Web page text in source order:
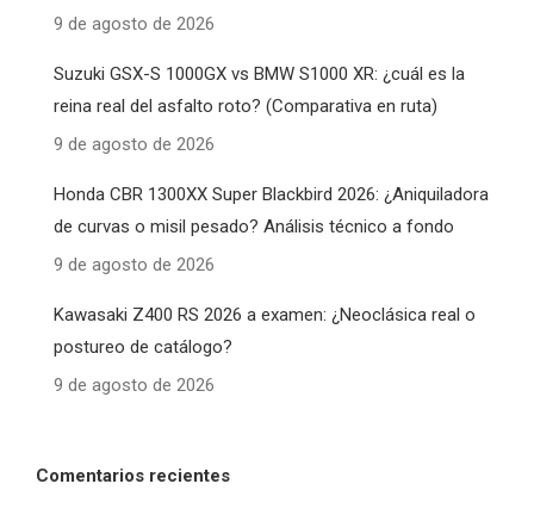
9 de agosto de 2026
Suzuki GSX-S 1000GX vs BMW S1000 XR: ¿cuál es la
reina real del asfalto roto? (Comparativa en ruta)
9 de agosto de 2026
Honda CBR 1300XX Super Blackbird 2026: ¿Aniquiladora
de curvas o misil pesado? Análisis técnico a fondo
9 de agosto de 2026
Kawasaki Z400 RS 2026 a examen: ¿Neoclásica real o
postureo de catálogo?
9 de agosto de 2026
Comentarios recientes